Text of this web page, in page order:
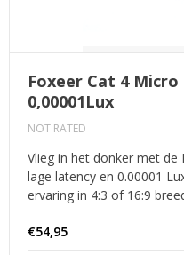
Foxeer Cat 4
0,00001Lux
NOT RATED
Vlieg in het donker met de
lage latency en 0.00001
ervaring in 4:3 of 16:9
€54,95